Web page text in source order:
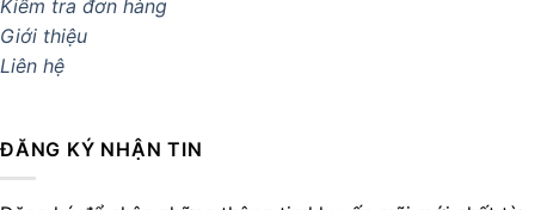
Kiểm tra đơn hàng
Giới thiệu
Liên hệ
ĐĂNG KÝ NHẬN TIN